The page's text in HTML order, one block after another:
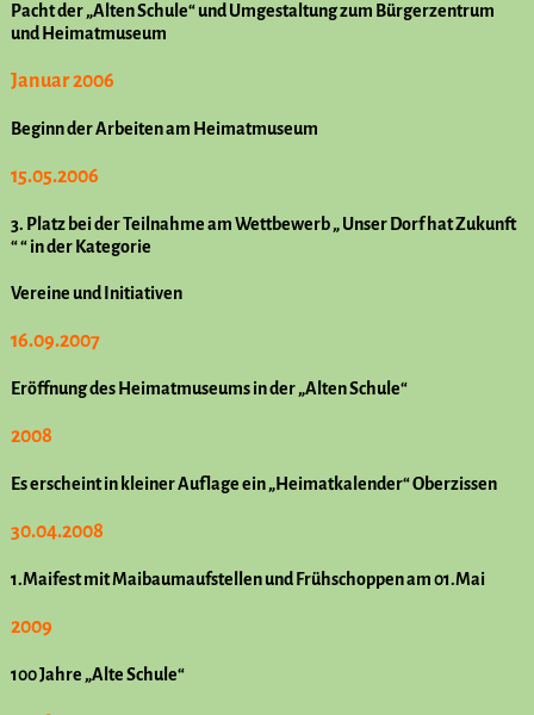
Pacht der „Alten Schule“ und Umgestaltung zum Bürgerzentrum
und Heimatmuseum
Januar 2006
Beginn der Arbeiten am Heimatmuseum
15.05.2006
3. Platz bei der Teilnahme am Wettbewerb „ Unser Dorf hat Zukunft
“ “ in der Kategorie
Vereine und Initiativen
16.09.2007
Eröffnung des Heimatmuseums in der „Alten Schule“
2008
Es erscheint in kleiner Auflage ein „Heimatkalender“ Oberzissen
30.04.2008
1.Maifest mit Maibaumaufstellen und Frühschoppen am 01.Mai
2009
100 Jahre „Alte Schule“